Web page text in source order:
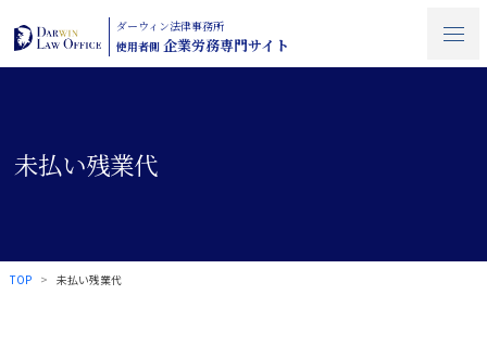
ダーウィン法律事務所
使用者側 企業労務専門サイト
未払い残業代
TOP 未払い残業代